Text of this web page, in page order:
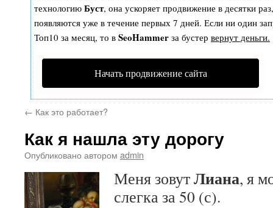
технологию Буст, она ускоряет продвижение в десятки
появляются уже в течение первых 7 дней. Если ни один
Топ10 за месяц, то в SeoHammer за бустер вернут деньги.
Начать продвижение сайта
← Как это работает?
Как я нашла эту дорогу
Опубликовано автором admin
Меня зовутЛиана, я
слегка за 50 (с).